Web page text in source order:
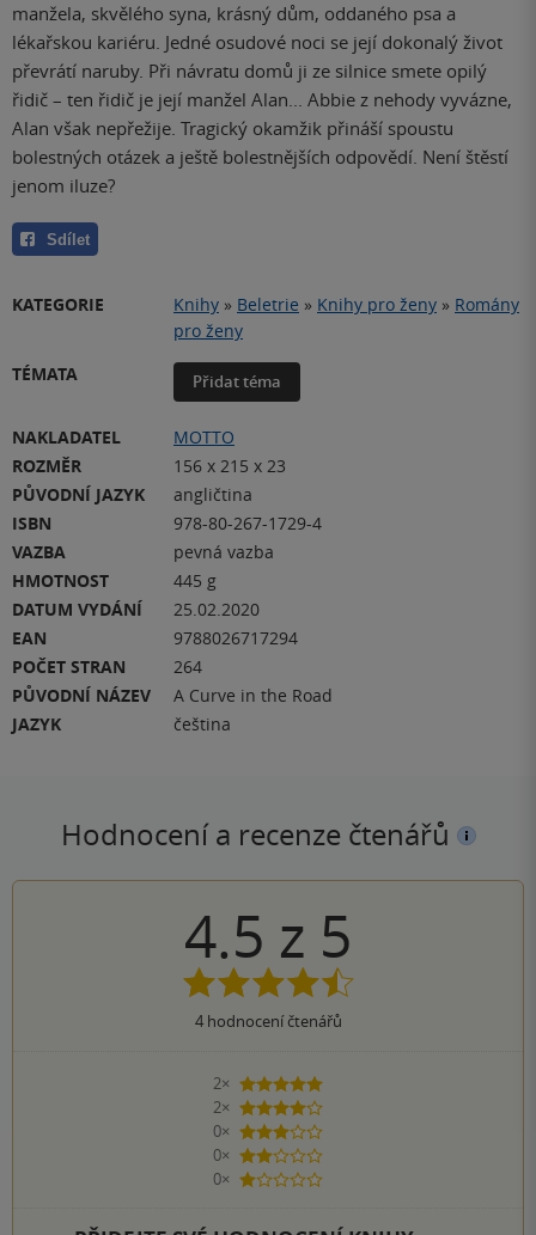
manžela, skvělého syna, krásný dům, oddaného psa a
lékařskou kariéru. Jedné osudové noci se její dokonalý život
převrátí naruby. Při návratu domů ji ze silnice smete opilý
řidič – ten řidič je její manžel Alan... Abbie z nehody vyvázne,
Alan však nepřežije. Tragický okamžik přináší spoustu
bolestných otázek a ještě bolestnějších odpovědí. Není štěstí
jenom iluze?
Sdílet
KATEGORIE Knihy » Beletrie » Knihy pro ženy » Romány
pro ženy
TÉMATA
Přidat téma
NAKLADATEL
MOTTO
ROZMĚR
156 x 215 x 23
PŮVODNÍ JAZYK
angličtina
ISBN
978-80-267-1729-4
VAZBA
pevná vazba
HMOTNOST
445 g
DATUM VYDÁNÍ
25.02.2020
EAN
9788026717294
POČET STRAN
264
PŮVODNÍ NÁZEV
A Curve in the Road
JAZYK
čeština
Hodnocení a recenze čtenářů
4.5 z 5
4hodnocení čtenářů
2×
5 hvězdiček
2×
4 hvězdičky
0×
3 hvězdičky
0×
2 hvězdičky
0×
1 hvezdička